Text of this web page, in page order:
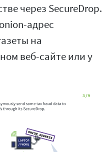
через SecureDrop.
адрес
на
веб-сайте или у